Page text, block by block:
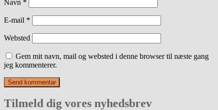
Navn *
E-mail *
Websted
Gem mit navn, mail og websted i denne browser til næste gang
jeg kommenterer.
Tilmeld dig vores nyhedsbrev